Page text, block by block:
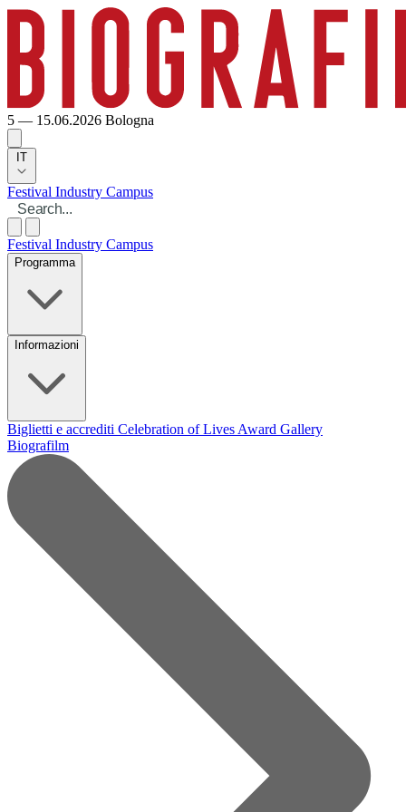
5 — 15.06.2026 Bologna
IT
Festival Industry Campus
Festival Industry Campus
Programma
Informazioni
Biglietti e accrediti Celebration of Lives Award Gallery
Biografilm